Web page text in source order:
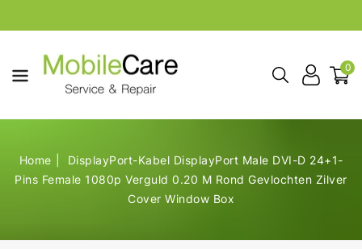
0
Home
DisplayPort-Kabel DisplayPort Male DVI-D 24+1-
Pins Female 1080p Verguld 0.20 M Rond Gevlochten Zilver
Cover Window Box